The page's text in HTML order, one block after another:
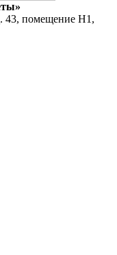
43, помещение Н1,